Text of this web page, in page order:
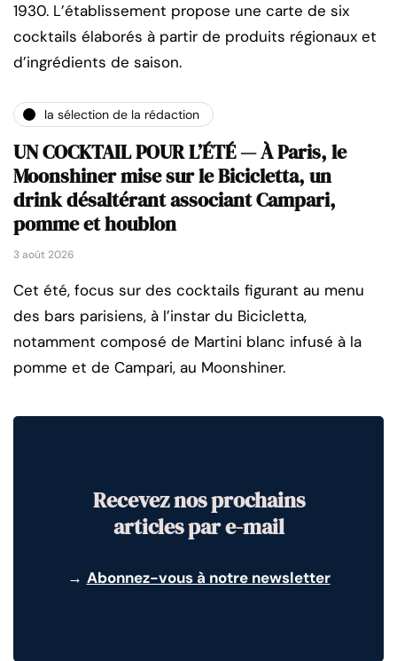
1930. L’établissement propose une carte de six
cocktails élaborés à partir de produits régionaux et
d’ingrédients de saison.
la sélection de la rédaction
UN COCKTAIL POUR L’ÉTÉ — À Paris, le
Moonshiner mise sur le Bicicletta, un
drink désaltérant associant Campari,
pomme et houblon
3 août 2026
Cet été, focus sur des cocktails figurant au menu
des bars parisiens, à l’instar du Bicicletta,
notamment composé de Martini blanc infusé à la
pomme et de Campari, au Moonshiner.
Recevez nos prochains
articles par e-mail
→ Abonnez-vous à notre newsletter